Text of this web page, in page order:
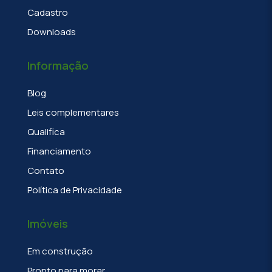
Cadastro
Downloads
Informação
Blog
Leis complementares
Qualifica
Financiamento
Contato
Política de Privacidade
Imóveis
Em construção